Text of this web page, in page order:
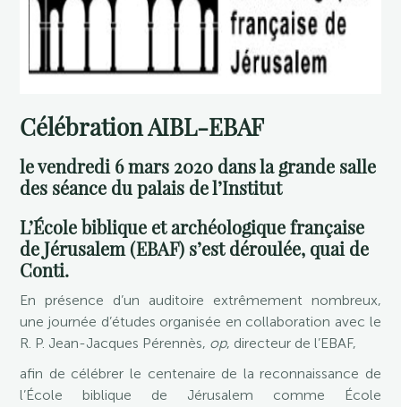
Célébration AIBL-EBAF
le vendredi 6 mars 2020 dans la grande salle
des séance du palais de l’Institut
L’École biblique et archéologique française
de Jérusalem (EBAF) s’est déroulée, quai de
Conti.
En présence d’un auditoire extrêmement nombreux,
une journée d’études organisée en collaboration avec le
R. P. Jean-Jacques Pérennès, op, directeur de l’EBAF,
afin de célébrer le centenaire de la reconnaissance de
l’École biblique de Jérusalem comme École